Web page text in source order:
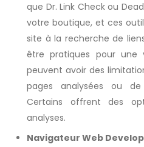
que Dr. Link Check ou Dead
votre boutique, et ces
site à la recherche de
être pratiques pour une
peuvent avoir des
pages analysées ou de
Certains offrent des
analyses.
Navigateur Web